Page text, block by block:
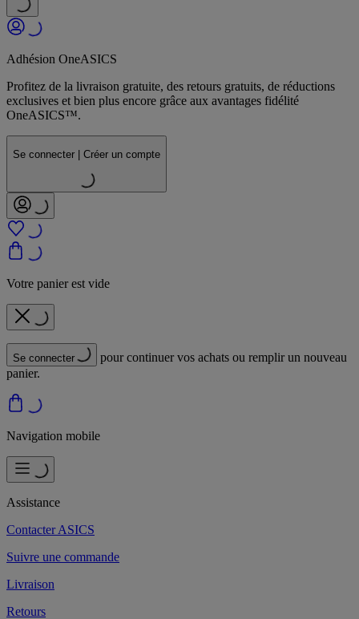
Adhésion OneASICS
Profitez de la livraison gratuite, des retours gratuits, de réductions
exclusives et bien plus encore grâce aux avantages fidélité
OneASICS™.
Se connecter | Créer un compte
Votre panier est vide
Se connecter
pour continuer vos achats ou remplir un nouveau
panier.
Navigation mobile
Assistance
Contacter ASICS
Suivre une commande
Livraison
Retours